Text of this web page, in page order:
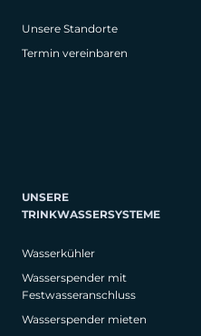
Unsere Standorte
Termin vereinbaren
UNSERE
TRINKWASSERSYSTEME
Wasserkühler
Wasserspender mit
Festwasseranschluss
Wasserspender mieten